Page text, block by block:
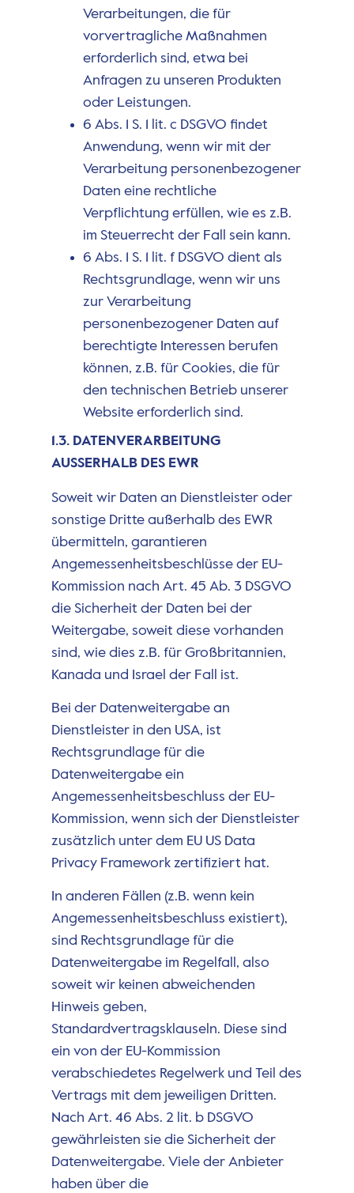
Verarbeitungen, die für
vorvertragliche Maßnahmen
erforderlich sind, etwa bei
Anfragen zu unseren Produkten
oder Leistungen.
6 Abs. 1 S. 1 lit. c DSGVO findet
Anwendung, wenn wir mit der
Verarbeitung personenbezogener
Daten eine rechtliche
Verpflichtung erfüllen, wie es z.B.
im Steuerrecht der Fall sein kann.
6 Abs. 1 S. 1 lit. f DSGVO dient als
Rechtsgrundlage, wenn wir uns
zur Verarbeitung
personenbezogener Daten auf
berechtigte Interessen berufen
können, z.B. für Cookies, die für
den technischen Betrieb unserer
Website erforderlich sind.
1.3. DATENVERARBEITUNG
AUSSERHALB DES EWR
Soweit wir Daten an Dienstleister oder
sonstige Dritte außerhalb des EWR
übermitteln, garantieren
Angemessenheitsbeschlüsse der EU-
Kommission nach Art. 45 Ab. 3 DSGVO
die Sicherheit der Daten bei der
Weitergabe, soweit diese vorhanden
sind, wie dies z.B. für Großbritannien,
Kanada und Israel der Fall ist.
Bei der Datenweitergabe an
Dienstleister in den USA, ist
Rechtsgrundlage für die
Datenweitergabe ein
Angemessenheitsbeschluss der EU-
Kommission, wenn sich der Dienstleister
zusätzlich unter dem EU US Data
Privacy Framework zertifiziert hat.
In anderen Fällen (z.B. wenn kein
Angemessenheitsbeschluss existiert),
sind Rechtsgrundlage für die
Datenweitergabe im Regelfall, also
soweit wir keinen abweichenden
Hinweis geben,
Standardvertragsklauseln. Diese sind
ein von der EU-Kommission
verabschiedetes Regelwerk und Teil des
Vertrags mit dem jeweiligen Dritten.
Nach Art. 46 Abs. 2 lit. b DSGVO
gewährleisten sie die Sicherheit der
Datenweitergabe. Viele der Anbieter
haben über die